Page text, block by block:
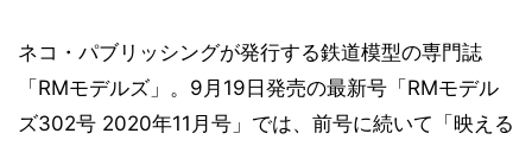
ネコ・パブリッシングが発行する鉄道模型の専門誌
「RMモデルズ」。9月19日発売の最新号「RMモデル
ズ302号 2020年11月号」では、前号に続いて「映える